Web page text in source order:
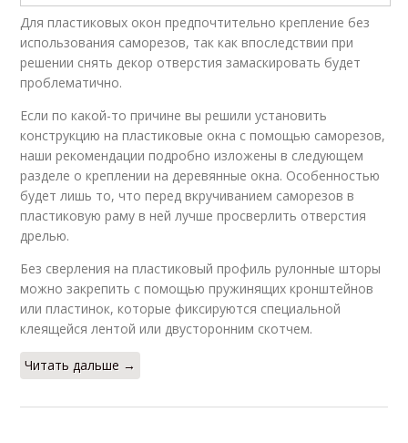
Для пластиковых окон предпочтительно крепление без
использования саморезов, так как впоследствии при
решении снять декор отверстия замаскировать будет
проблематично.
Если по какой-то причине вы решили установить
конструкцию на пластиковые окна с помощью саморезов,
наши рекомендации подробно изложены в следующем
разделе о креплении на деревянные окна. Особенностью
будет лишь то, что перед вкручиванием саморезов в
пластиковую раму в ней лучше просверлить отверстия
дрелью.
Без сверления на пластиковый профиль рулонные шторы
можно закрепить с помощью пружинящих кронштейнов
или пластинок, которые фиксируются специальной
клеящейся лентой или двусторонним скотчем.
Читать дальше →